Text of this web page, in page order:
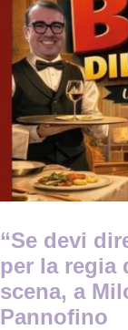
“Se devi
per la regia
scena, a
Pannofino